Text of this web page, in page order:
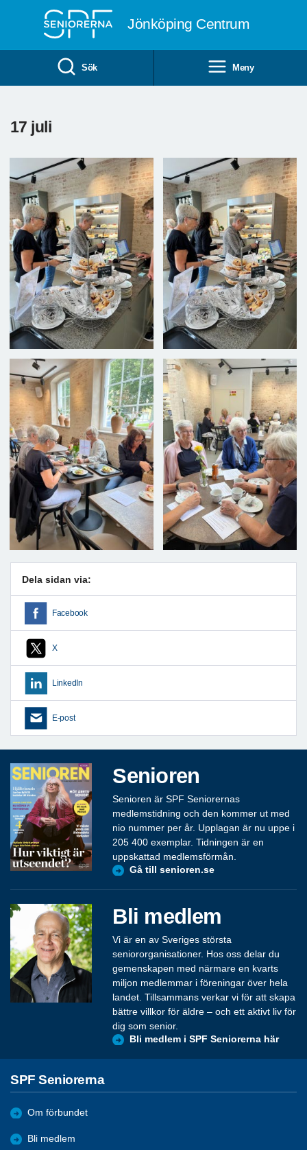
Jönköping Centrum
Sök Meny
17 juli
Dela sidan via:
Facebook
X
LinkedIn
E-post
Senioren
Senioren är SPF Seniorernas
medlemstidning och den kommer ut med
nio nummer per år. Upplagan är nu uppe i
205 400 exemplar. Tidningen är en
uppskattad medlemsförmån.
Gå till senioren.se
Bli medlem
Vi är en av Sveriges största
seniororganisationer. Hos oss delar du
gemenskapen med närmare en kvarts
miljon medlemmar i föreningar över hela
landet. Tillsammans verkar vi för att skapa
bättre villkor för äldre – och ett aktivt liv för
dig som senior.
Bli medlem i SPF Seniorerna här
SPF Seniorerna
Om förbundet
Bli medlem